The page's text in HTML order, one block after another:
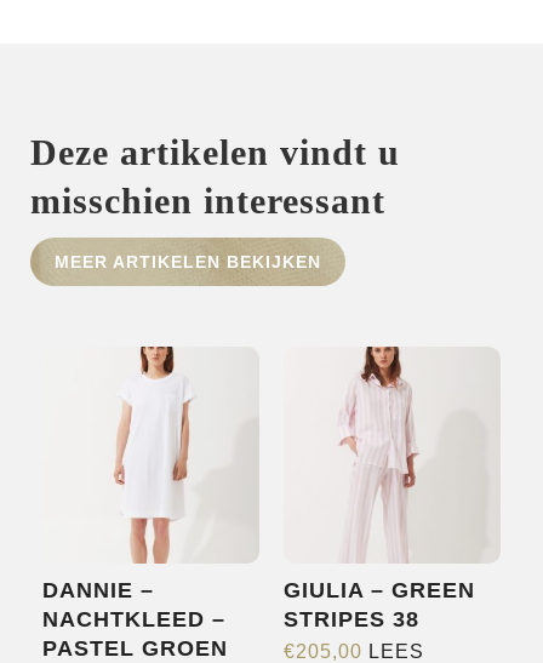
HOME
Deze artikelen vindt u
misschien interessant
MEER ARTIKELEN BEKIJKEN
DANNIE –
NACHTKLEED –
PASTEL GROEN
GIULIA – GREEN
STRIPES 38
€205,00 LEES